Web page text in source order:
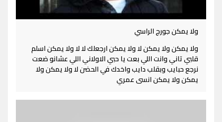
ولا يمكن جورج الراسي
ولا يمكن ولا يمكن لا ولا يمكن ارجعلك لا لا ولا يمكن اسلم
قلبي تاني وانت اللي بعت يا حبي الاولاني اللي عشانو ضعت
نرجع حبايب وبقلب دايب واخدك في الحضن لا ولا يمكن ولا
يمكن ولا يمكن انسى عمري